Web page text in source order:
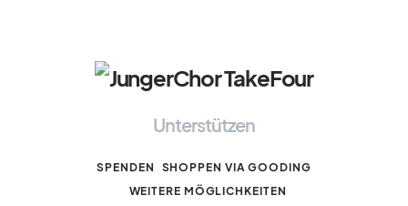
Unterstützen
SPENDEN
SHOPPEN VIA GOODING
WEITERE MÖGLICHKEITEN